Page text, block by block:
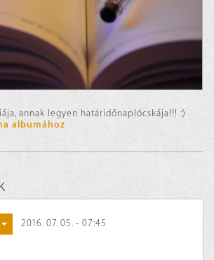
annak legyen határidőnaplócskája!!! :)
albumához
2016. 07. 05. - 07:45